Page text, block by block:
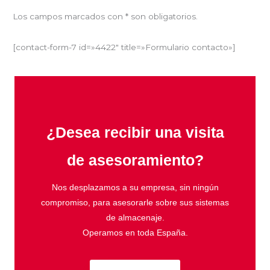
Los campos marcados con * son obligatorios.
[contact-form-7 id=»4422″ title=»Formulario contacto»]
¿Desea recibir una visita
de asesoramiento?
Nos desplazamos a su empresa, sin ningún
compromiso, para asesorarle sobre sus sistemas
de almacenaje.
Operamos en toda España.